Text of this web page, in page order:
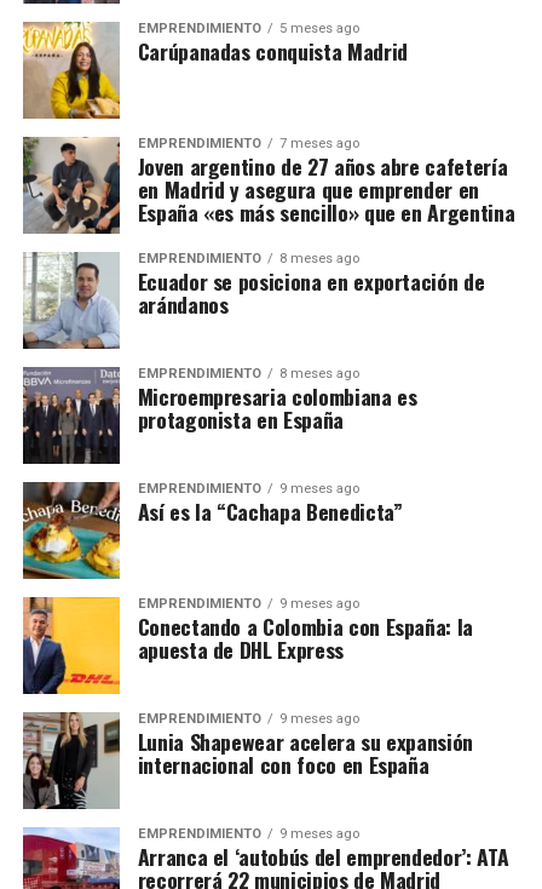
EMPRENDIMIENTO 5 meses ago
Carúpanadas conquista Madrid
EMPRENDIMIENTO 7 meses ago
Joven argentino de 27 años abre cafetería
en Madrid y asegura que emprender en
España «es más sencillo» que en Argentina
EMPRENDIMIENTO 8 meses ago
Ecuador se posiciona en exportación de
arándanos
EMPRENDIMIENTO 8 meses ago
Microempresaria colombiana es
protagonista en España
EMPRENDIMIENTO 9 meses ago
Así es la “Cachapa Benedicta”
EMPRENDIMIENTO 9 meses ago
Conectando a Colombia con España: la
apuesta de DHL Express
EMPRENDIMIENTO 9 meses ago
Lunia Shapewear acelera su expansión
internacional con foco en España
EMPRENDIMIENTO 9 meses ago
Arranca el ‘autobús del emprendedor’: ATA
recorrerá 22 municipios de Madrid